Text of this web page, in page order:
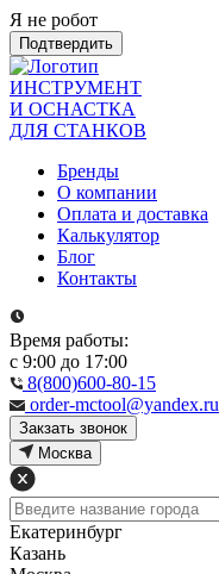
Я не робот
Подтвердить
ИНСТРУМЕНТ
И ОСНАСТКА
ДЛЯ СТАНКОВ
Бренды
О компании
Оплата и доставка
Калькулятор
Блог
Контакты
Время работы:
с 9:00 до 17:00
8(800)600-80-15
order-mctool@yandex.ru
Закзать звонок
Москва
Екатеринбург
Казань